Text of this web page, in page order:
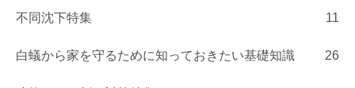
不同沈下特集 11
白蟻から家を守るために知っておきたい基礎知識 26